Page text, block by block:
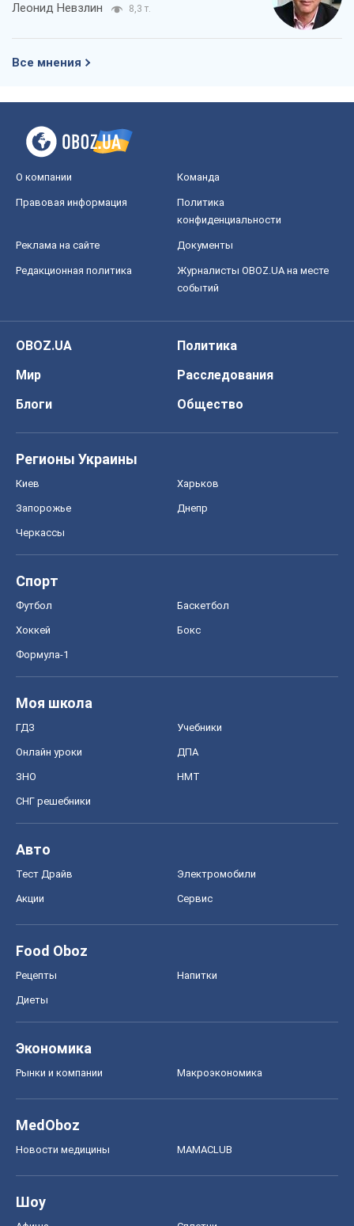
Леонид Невзлин 8,3 т.
Все мнения
О компании Команда
Правовая информация
Политика
конфиденциальности
Реклама на сайте Документы
Редакционная политика
Журналисты OBOZ.UA на месте
событий
OBOZ.UA
Политика
Мир
Расследования
Блоги
Общество
Регионы Украины
Киев Харьков
Запорожье Днепр
Черкассы
Спорт
Футбол Баскетбол
Хоккей Бокс
Формула-1
Моя школа
ГДЗ Учебники
Онлайн уроки ДПА
ЗНО НМТ
СНГ решебники
Авто
Тест Драйв Электромобили
Акции Сервис
Food Oboz
Рецепты Напитки
Диеты
Экономика
Рынки и компании Mакроэкономика
MedOboz
Новости медицины MAMACLUB
Шоу